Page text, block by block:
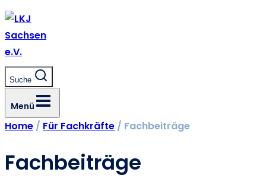
Zum
Inhalt
springen
Suche
Menü
Home / Für Fachkräfte / Fachbeiträge
Fachbeiträge